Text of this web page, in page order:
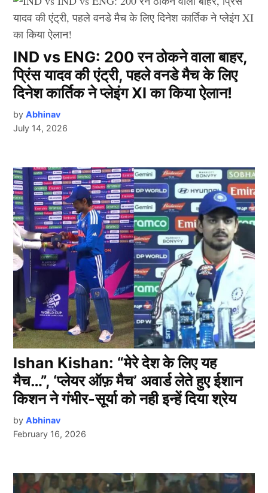
IND vs ENG: 200 रन ठोकने वाला बाहर,
प्रिंस यादव की एंट्री, पहले वनडे मैच के लिए
दिनेश कार्तिक ने प्लेइंग XI का किया ऐलान!
by Abhinav
July 14, 2026
Ishan Kishan: “मेरे देश के लिए यह
मैच…”, ‘प्लेयर ऑफ़ मैच’ अवार्ड लेते हुए ईशान
किशन ने गंभीर-सूर्या को नही इन्हें दिया श्रेय
by Abhinav
February 16, 2026